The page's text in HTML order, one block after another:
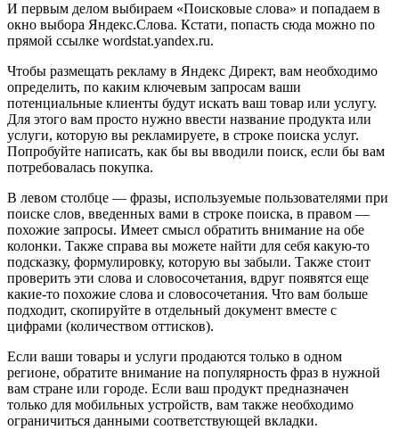
И первым делом выбираем «Поисковые слова» и попадаем в
окно выбора Яндекс.Слова. Кстати, попасть сюда можно по
прямой ссылке wordstat.yandex.ru.
Чтобы размещать рекламу в Яндекс Директ, вам необходимо
определить, по каким ключевым запросам ваши
потенциальные клиенты будут искать ваш товар или услугу.
Для этого вам просто нужно ввести название продукта или
услуги, которую вы рекламируете, в строке поиска услуг.
Попробуйте написать, как бы вы вводили поиск, если бы вам
потребовалась покупка.
В левом столбце — фразы, используемые пользователями при
поиске слов, введенных вами в строке поиска, в правом —
похожие запросы. Имеет смысл обратить внимание на обе
колонки. Также справа вы можете найти для себя какую-то
подсказку, формулировку, которую вы забыли. Также стоит
проверить эти слова и словосочетания, вдруг появятся еще
какие-то похожие слова и словосочетания. Что вам больше
подходит, скопируйте в отдельный документ вместе с
цифрами (количеством оттисков).
Если ваши товары и услуги продаются только в одном
регионе, обратите внимание на популярность фраз в нужной
вам стране или городе. Если ваш продукт предназначен
только для мобильных устройств, вам также необходимо
ограничиться данными соответствующей вкладки.